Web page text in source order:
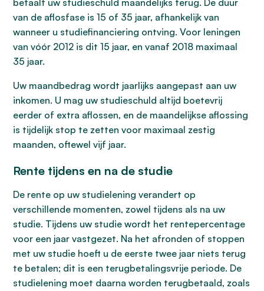
betaalt uw studieschuld maandelijks terug. De duur
van de aflosfase is 15 of 35 jaar, afhankelijk van
wanneer u studiefinanciering ontving. Voor leningen
van vóór 2012 is dit 15 jaar, en vanaf 2018 maximaal
35 jaar.
Uw maandbedrag wordt jaarlijks aangepast aan uw
inkomen. U mag uw studieschuld altijd boetevrij
eerder of extra aflossen, en de maandelijkse aflossing
is tijdelijk stop te zetten voor maximaal zestig
maanden, oftewel vijf jaar.
Rente tijdens en na de studie
De rente op uw studielening verandert op
verschillende momenten, zowel tijdens als na uw
studie. Tijdens uw studie wordt het rentepercentage
voor een jaar vastgezet. Na het afronden of stoppen
met uw studie hoeft u de eerste twee jaar niets terug
te betalen; dit is een terugbetalingsvrije periode. De
studielening moet daarna worden terugbetaald, zoals